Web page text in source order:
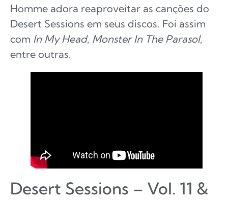
Homme adora reaproveitar as canções do
Desert Sessions em seus discos. Foi assim
com In My Head, Monster In The Parasol,
entre outras.
Desert Sessions – Vol. 11 &